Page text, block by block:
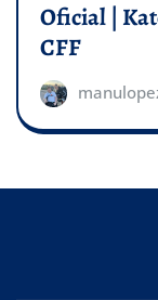
Oficial |
CFF